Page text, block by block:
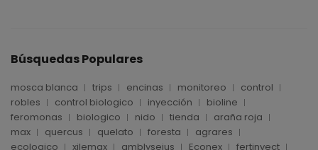
Búsquedas Populares
mosca blanca trips encinas monitoreo
control
robles
control biologico inyección
bioline
feromonas
biologico nido tienda
araña roja
max
quercus quelato foresta
agrares
ecologico
xilemax amblyseius Econex fertinyect